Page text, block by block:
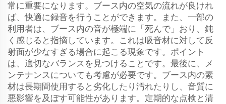
常に重要になります。ブース内の空気の流れが良けれ
ば、快適に録音を行うことができます。また、一部の
利用者は、ブース内の音が極端に「死んで」おり、鈍
く感じると指摘しています。これは吸音材に対して反
射面が少なすぎる場合に起こる現象です。ポイント
は、適切なバランスを見つけることです。最後に、メ
ンテナンスについても考慮が必要です。ブース内の素
材は長期間使用すると劣化したり汚れたりし、音質に
悪影響を及ぼす可能性があります。定期的な点検と清